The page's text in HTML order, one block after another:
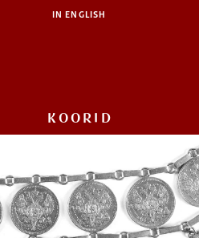
IN ENGLISH
KOORID